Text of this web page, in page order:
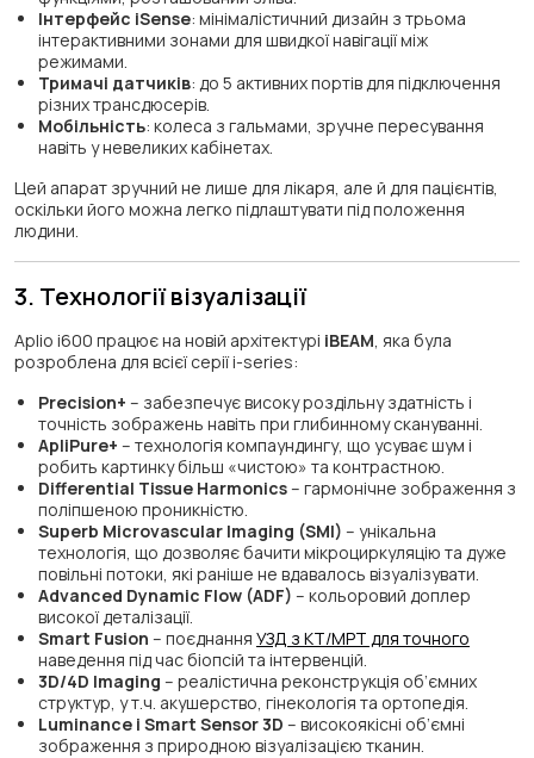
Інтерфейс iSense: мінімалістичний дизайн з трьома
інтерактивними зонами для швидкої навігації між
режимами.
Тримачі датчиків: до 5 активних портів для підключення
різних трансдюсерів.
Мобільність: колеса з гальмами, зручне пересування
навіть у невеликих кабінетах.
Цей апарат зручний не лише для лікаря, але й для пацієнтів,
оскільки його можна легко підлаштувати під положення
людини.
3. Технології візуалізації
Aplio i600 працює на новій архітектурі iBEAM , яка була
розроблена для всієї серії i-series:
Precision+ – забезпечує високу роздільну здатність і
точність зображень навіть при глибинному скануванні.
ApliPure+ – технологія компаундингу, що усуває шум і
робить картинку більш «чистою» та контрастною.
Differential Tissue Harmonics– гармонічне зображення з
поліпшеною проникністю.
Superb Microvascular Imaging (SMI) – унікальна
технологія, що дозволяє бачити мікроциркуляцію та дуже
повільні потоки, які раніше не вдавалось візуалізувати.
Advanced Dynamic Flow (ADF) – кольоровий доплер
високої деталізації.
Smart Fusion – поєднання УЗД з КТ/МРТ для точного
наведення під час біопсій та інтервенцій.
3D/4D Imaging – реалістична реконструкція об’ємних
структур, у т.ч. акушерство, гінекологія та ортопедія.
Luminance і Smart Sensor 3D – високоякісні об’ємні
зображення з природною візуалізацією тканин.